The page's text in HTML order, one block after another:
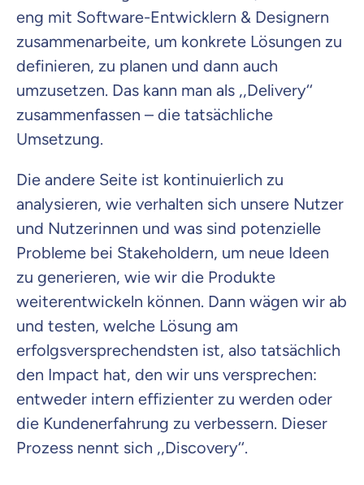
eng mit Software-Entwicklern & Designern
zusammenarbeite, um konkrete Lösungen zu
definieren, zu planen und dann auch
umzusetzen. Das kann man als ,,Delivery‘‘
zusammenfassen – die tatsächliche
Umsetzung.
Die andere Seite ist kontinuierlich zu
analysieren, wie verhalten sich unsere Nutzer
und Nutzerinnen und was sind potenzielle
Probleme bei Stakeholdern, um neue Ideen
zu generieren, wie wir die Produkte
weiterentwickeln können. Dann wägen wir ab
und testen, welche Lösung am
erfolgsversprechendsten ist, also tatsächlich
den Impact hat, den wir uns versprechen:
entweder intern effizienter zu werden oder
die Kundenerfahrung zu verbessern. Dieser
Prozess nennt sich ,,Discovery‘‘.